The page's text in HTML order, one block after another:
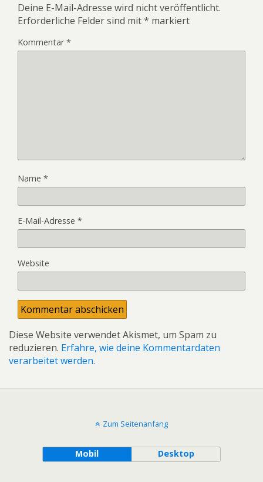
Deine E-Mail-Adresse wird nicht veröffentlicht.
Erforderliche Felder sind mit* markiert
Kommentar*
Name *
E-Mail-Adresse *
Website
Diese Website verwendet Akismet, um Spam zu
reduzieren. Erfahre, wie deine Kommentardaten
verarbeitet werden.
Zum Seitenanfang
Mobil Desktop